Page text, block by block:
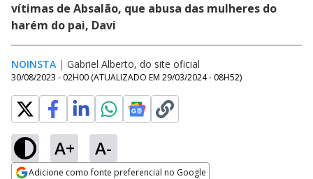
vítimas de Absalão, que abusa das mulheres do
harém do pai, Davi
NOINSTA | Gabriel Alberto, do site oficial
30/08/2023 - 02H00 (ATUALIZADO EM 29/03/2024 - 08H52)
A+ A-
Adicione como fonte preferencial no Google